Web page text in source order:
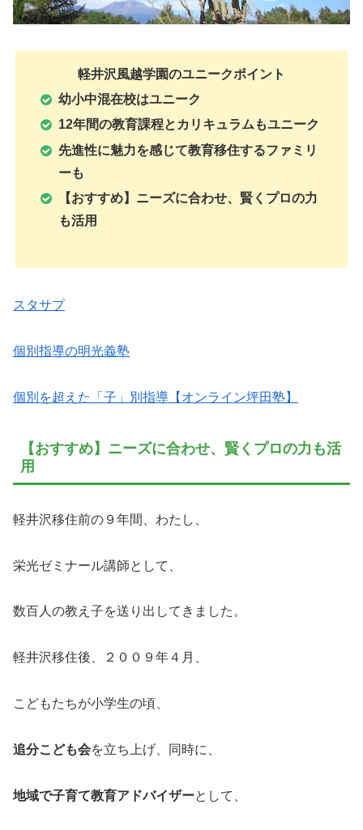
軽井沢風越学園のユニークポイント
幼小中混在校はユニーク
12年間の教育課程とカリキュラムもユニーク
先進性に魅力を感じて教育移住するファミリ
ーも
【おすすめ】ニーズに合わせ、賢くプロの力
も活用
スタサプ
個別指導の明光義塾
個別を超えた「子」別指導【オンライン坪田塾】
【おすすめ】ニーズに合わせ、賢くプロの力も活
用
軽井沢移住前の９年間、わたし、
栄光ゼミナール講師として、
数百人の教え子を送り出してきました。
軽井沢移住後、２００９年４月、
こどもたちが小学生の頃、
追分こども会を立ち上げ、同時に、
地域で子育て教育アドバイザーとして、